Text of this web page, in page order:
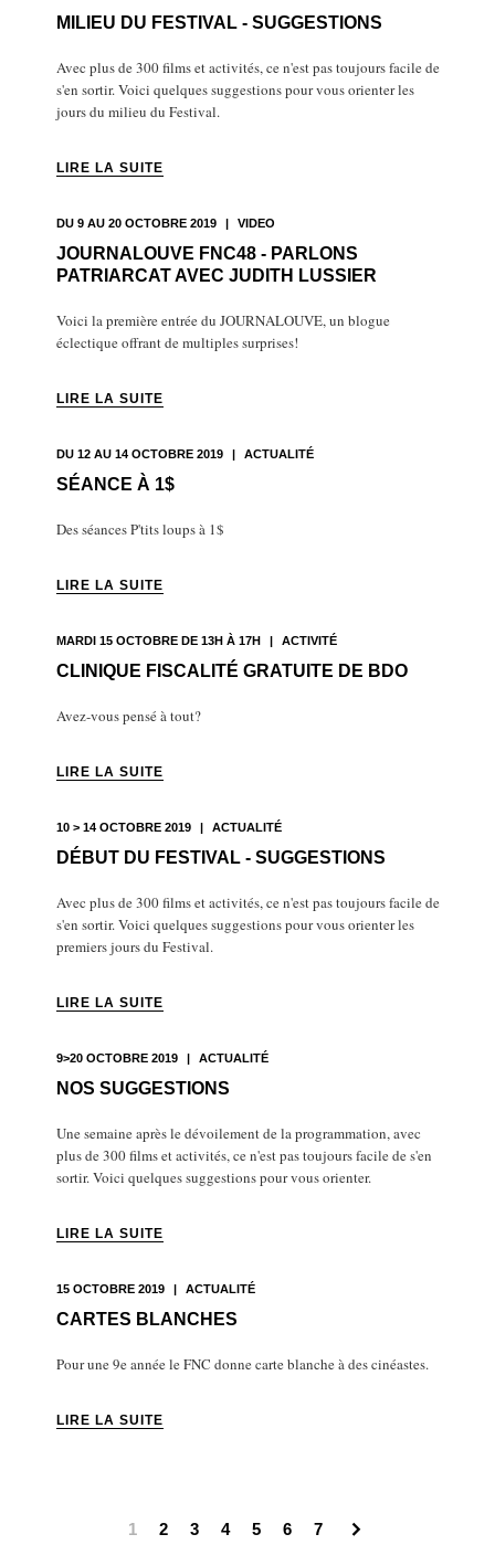
MILIEU DU FESTIVAL - SUGGESTIONS
Avec plus de 300 films et activités, ce n'est pas toujours facile de
s'en sortir. Voici quelques suggestions pour vous orienter les
jours du milieu du Festival.
LIRE LA SUITE
DU 9 AU 20 OCTOBRE 2019 | VIDEO
JOURNALOUVE FNC48 - PARLONS
PATRIARCAT AVEC JUDITH LUSSIER
Voici la première entrée du JOURNALOUVE, un blogue
éclectique offrant de multiples surprises!
LIRE LA SUITE
DU 12 AU 14 OCTOBRE 2019 | ACTUALITÉ
SÉANCE À 1$
Des séances P'tits loups à 1$
LIRE LA SUITE
MARDI 15 OCTOBRE DE 13H À 17H | ACTIVITÉ
CLINIQUE FISCALITÉ GRATUITE DE BDO
Avez-vous pensé à tout?
LIRE LA SUITE
10 > 14 OCTOBRE 2019 | ACTUALITÉ
DÉBUT DU FESTIVAL - SUGGESTIONS
Avec plus de 300 films et activités, ce n'est pas toujours facile de
s'en sortir. Voici quelques suggestions pour vous orienter les
premiers jours du Festival.
LIRE LA SUITE
9>20 OCTOBRE 2019 | ACTUALITÉ
NOS SUGGESTIONS
Une semaine après le dévoilement de la programmation, avec
plus de 300 films et activités, ce n'est pas toujours facile de s'en
sortir. Voici quelques suggestions pour vous orienter.
LIRE LA SUITE
15 OCTOBRE 2019 | ACTUALITÉ
CARTES BLANCHES
Pour une 9e année le FNC donne carte blanche à des cinéastes.
LIRE LA SUITE
1 2 3 4 5 6 7